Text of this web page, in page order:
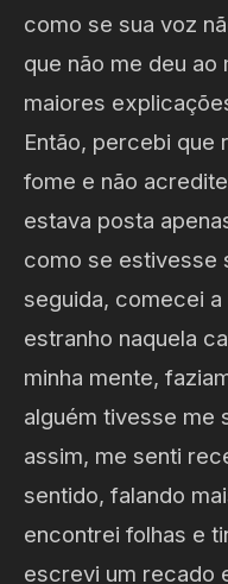
como se sua voz
que não me deu
maiores
Então, percebi que
fome e não
estava posta
como se estivesse
seguida, comecei
estranho naquela
minha mente,
alguém tivesse me
assim, me senti
sentido, falando
encontrei folhas e
escrevi um recado